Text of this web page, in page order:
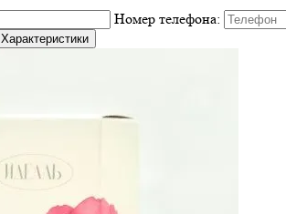
Номер телефона:
Характеристики